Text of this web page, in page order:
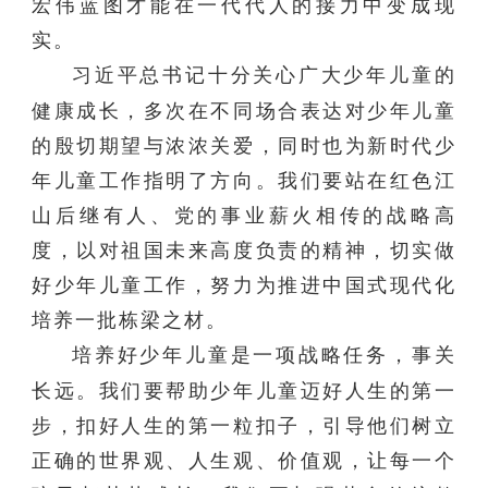
宏伟蓝图才能在一代代人的接力中变成现
实。
习近平总书记十分关心广大少年儿童的
健康成长，多次在不同场合表达对少年儿童
的殷切期望与浓浓关爱，同时也为新时代少
年儿童工作指明了方向。我们要站在红色江
山后继有人、党的事业薪火相传的战略高
度，以对祖国未来高度负责的精神，切实做
好少年儿童工作，努力为推进中国式现代化
培养一批栋梁之材。
培养好少年儿童是一项战略任务，事关
长远。我们要帮助少年儿童迈好人生的第一
步，扣好人生的第一粒扣子，引导他们树立
正确的世界观、人生观、价值观，让每一个